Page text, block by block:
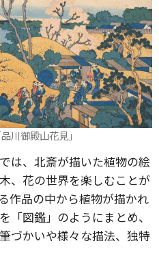
川御殿山花見」
は、北斎が描いた植物の絵
、花の世界を楽しむことが
作品の中から植物が描かれ
「図鑑」のようにまとめ、
づかいや様々な描法、独特